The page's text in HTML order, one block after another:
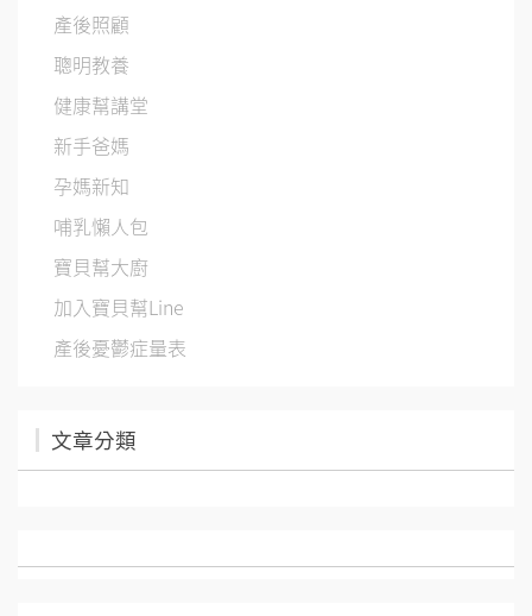
產後照顧
聰明教養
健康幫講堂
新手爸媽
孕媽新知
哺乳懶人包
寶貝幫大廚
加入寶貝幫Line
產後憂鬱症量表
文章分類